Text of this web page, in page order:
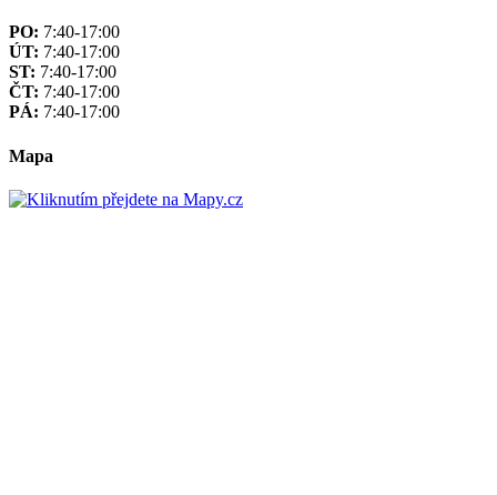
PO: 7:40-17:00
ÚT: 7:40-17:00
ST: 7:40-17:00
ČT: 7:40-17:00
PÁ: 7:40-17:00
Mapa